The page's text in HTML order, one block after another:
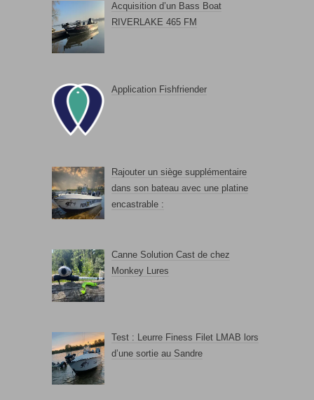
Acquisition d’un Bass Boat
RIVERLAKE 465 FM
Application Fishfriender
Rajouter un siège supplémentaire
dans son bateau avec une platine
encastrable :
Canne Solution Cast de chez
Monkey Lures
Test : Leurre Finess Filet LMAB lors
d’une sortie au Sandre